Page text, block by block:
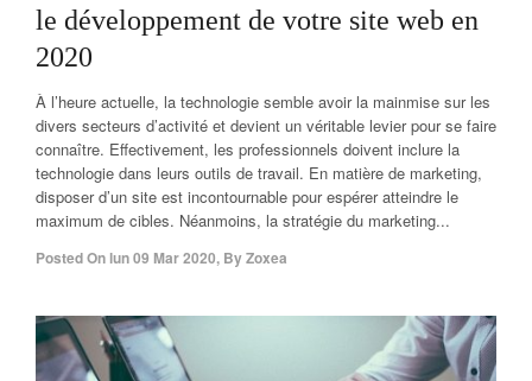
le développement de votre site web en
2020
À l’heure actuelle, la technologie semble avoir la mainmise sur les
divers secteurs d’activité et devient un véritable levier pour se faire
connaître. Effectivement, les professionnels doivent inclure la
technologie dans leurs outils de travail. En matière de marketing,
disposer d’un site est incontournable pour espérer atteindre le
maximum de cibles. Néanmoins, la stratégie du marketing...
Posted On lun 09 Mar 2020, ByZoxea